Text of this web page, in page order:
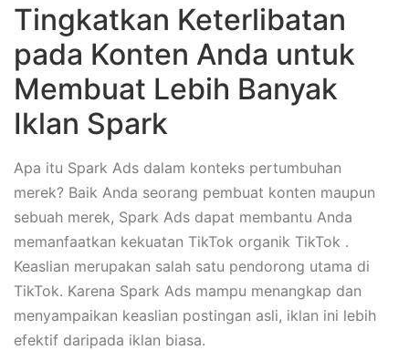
Tingkatkan Keterlibatan
pada Konten Anda untuk
Membuat Lebih Banyak
Iklan Spark
Apa itu Spark Ads dalam konteks pertumbuhan
merek? Baik Anda seorang pembuat konten maupun
sebuah merek, Spark Ads dapat membantu Anda
memanfaatkan kekuatan TikTok organik TikTok .
Keaslian merupakan salah satu pendorong utama di
TikTok. Karena Spark Ads mampu menangkap dan
menyampaikan keaslian postingan asli, iklan ini lebih
efektif daripada iklan biasa.